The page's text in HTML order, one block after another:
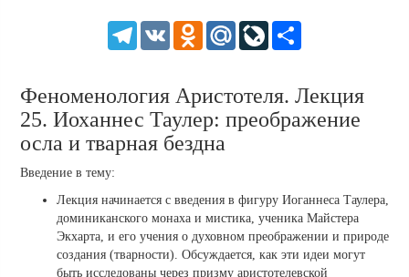
TelegramVK Odnoklassniki
Mail.Ru LiveJournal
Феноменология Аристотеля. Лекция
25. Иоханнес Таулер: преображение
осла и тварная бездна
Введение в тему:
Лекция начинается с введения в фигуру Иоганнеса Таулера,
доминиканского монаха и мистика, ученика Майстера
Экхарта, и его учения о духовном преображении и природе
создания (тварности). Обсуждается, как эти идеи могут
быть исследованы через призму аристотелевской